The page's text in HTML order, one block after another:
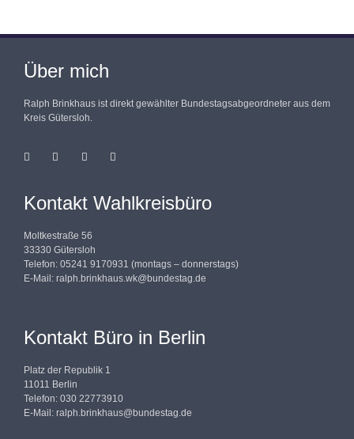
Über mich
Ralph Brinkhaus ist direkt gewählter Bundestagsabgeordneter aus dem
Kreis Gütersloh.
Kontakt Wahlkreisbüro
Moltkestraße 56
33330 Gütersloh
Telefon: 05241 9170931 (montags – donnerstags)
E-Mail: ralph.brinkhaus.wk@bundestag.de
Kontakt Büro in Berlin
Platz der Republik 1
11011 Berlin
Telefon: 030 22773910
E-Mail: ralph.brinkhaus@bundestag.de